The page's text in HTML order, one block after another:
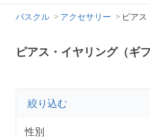
パスクル アクセサリー ピアス
ピアス・イヤリング（ギ
絞り込む
性別